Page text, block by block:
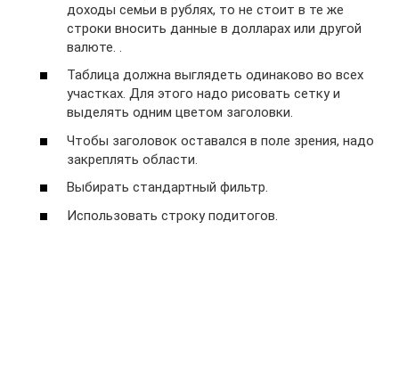
доходы семьи в рублях, то не стоит в те же
строки вносить данные в долларах или другой
валюте. .
Таблица должна выглядеть одинаково во всех
участках. Для этого надо рисовать сетку и
выделять одним цветом заголовки.
Чтобы заголовок оставался в поле зрения, надо
закреплять области.
Выбирать стандартный фильтр.
Использовать строку подитогов.